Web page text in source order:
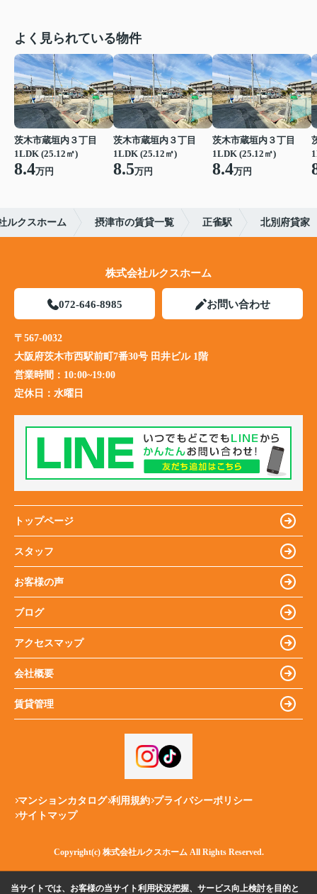
よく見られている物件
茨木市蔵垣内３丁目
1LDK (25.12㎡)
8.4万円
茨木市蔵垣内３丁目
1LDK (25.12㎡)
8.5万円
茨木市蔵垣内３丁目
1LDK (25.12㎡)
8.4万円
ルクスホーム 摂津市の賃貸一覧 正雀駅 北別府貸家
株式会社ルクスホーム
072-646-8985 お問い合わせ
〒567-0032
大阪府茨木市西駅前町7番30号 田井ビル 1階
営業時間： 10:00~19:00
定休日： 水曜日
トップページ
スタッフ
お客様の声
ブログ
アクセスマップ
会社概要
賃貸管理
マンションカタログ 利用規約 プライバシーポリシー
サイトマップ
Copyright(c) 株式会社ルクスホーム All Rights Reserved.
当サイトでは、お客様の当サイト利用状況把握、サービス向上検討を目的と